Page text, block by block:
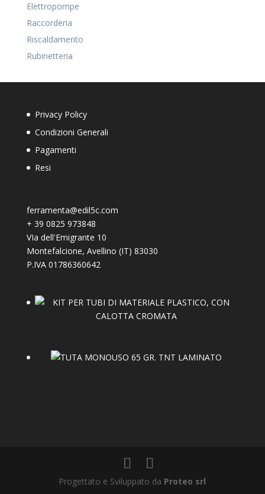
Elettropompe
Raccorderia
Riscaldamento
Rubinetteria
Privacy Policy
Condizioni Generali
Pagamenti
Resi
ferramenta@edil5c.com
+ 39 0825 973848
VIa dell'Emigrante 10
Montefalcione, Avellino (IT) 83030
P.IVA 01786360642
Progettato e Sviluppato da Proteo srl